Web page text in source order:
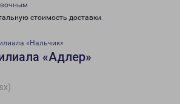
стоимость доставки.
«Нальчик»
«Адлер»